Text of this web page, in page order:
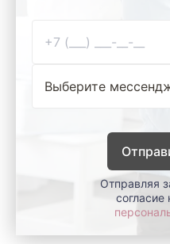
Отправляя
согласие